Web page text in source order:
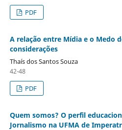
PDF
A relação entre Mídia e o Medo
considerações
Thaís dos Santos Souza
42-48
PDF
Quem somos? O perfil
Jornalismo na UFMA de